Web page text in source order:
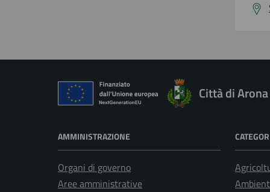
Città di Arona
AMMINISTRAZIONE
Organi di governo
Aree amministrative